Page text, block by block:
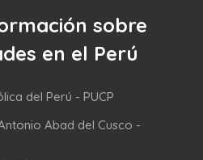
sobre
en el Perú
del Perú - PUCP
Abad del Cusco -